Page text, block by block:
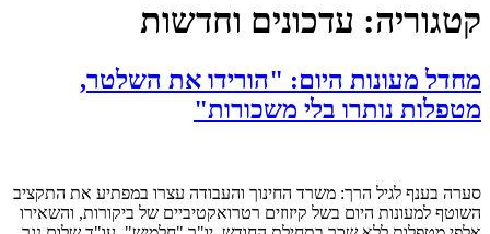
קטגוריה: עדכונים וחדשות
מחדל מעונות היום: "הורידו את השלטר,
מטפלות נותרו בלי משכורות"
סערה בענף לגיל הרך: משרד החינוך והעבודה עצרו במפתיע את התקציב
השוטף למעונות היום בשל קיזוזים רטרואקטיביים של ביקורות, והשאירו